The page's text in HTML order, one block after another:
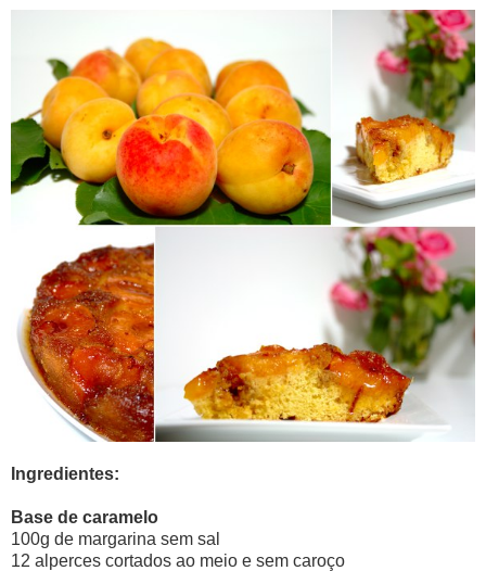
Ingredientes:
Base de caramelo
100g de margarina sem sal
12 alperces cortados ao meio e sem caroço